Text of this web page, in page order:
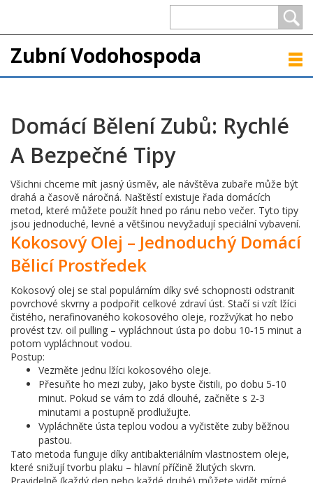
Zubní Vodohospoda
Domácí Bělení Zubů: Rychlé
A Bezpečné Tipy
Všichni chceme mít jasný úsměv, ale návštěva zubaře může být
drahá a časově náročná. Naštěstí existuje řada domácích
metod, které můžete použít hned po ránu nebo večer. Tyto tipy
jsou jednoduché, levné a většinou nevyžadují speciální vybavení.
Kokosový Olej – Jednoduchý Domácí
Bělicí Prostředek
Kokosový olej se stal populárním díky své schopnosti odstranit
povrchové skvrny a podpořit celkové zdraví úst. Stačí si vzít lžíci
čistého, nerafinovaného kokosového oleje, rozžvýkat ho nebo
provést tzv. oil pulling – vypláchnout ústa po dobu 10‑15 minut a
potom vypláchnout vodou.
Postup:
Vezměte jednu lžíci kokosového oleje.
Přesuňte ho mezi zuby, jako byste čistili, po dobu 5‑10
minut. Pokud se vám to zdá dlouhé, začněte s 2‑3
minutami a postupně prodlužujte.
Vypláchněte ústa teplou vodou a vyčistěte zuby běžnou
pastou.
Tato metoda funguje díky antibakteriálním vlastnostem oleje,
které snižují tvorbu plaku – hlavní příčině žlutých skvrn.